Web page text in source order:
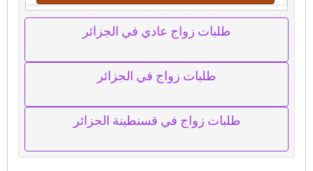
طلبات زواج عادي في الجزائر
طلبات زواج في الجزائر
طلبات زواج في قسنطينة الجزائر